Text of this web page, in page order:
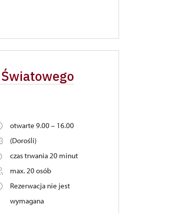
otwarte 9.00 – 16.00
(Dorośli)
czas trwania 20 minut
max. 20 osób
Rezerwacja nie jest
wymagana